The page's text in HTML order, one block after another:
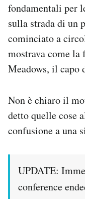
fondamentali per
sulla strada di un
cominciato a
mostrava come
Meadows, il capo
Non è chiaro il
detto quelle cose
confusione a una
UPDATE:
conference